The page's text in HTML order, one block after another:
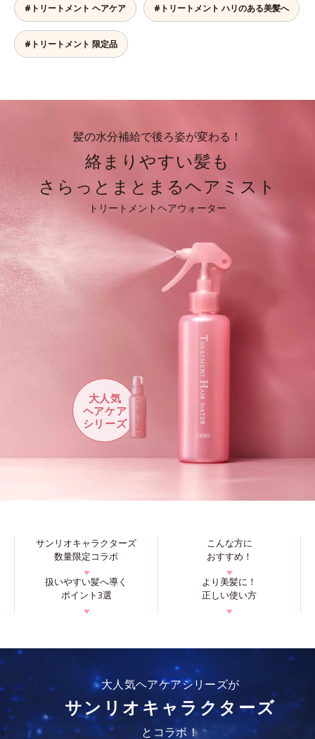
#トリートメント ヘアケア #トリートメント ハリのある美髪へ
#トリートメント 限定品
髪の水分補給で後ろ姿が変わる！
絡まりやすい髪も
さらっとまとまるヘアミスト
トリートメントヘアウォーター
大人気
ヘアケア
シリーズ
サンリオキャラクターズ
数量限定コラボ
▼
こんな方に
おすすめ！
▼
扱いやすい髪へ導く
ポイント3選
▼
より美髪に！
正しい使い方
▼
大人気ヘアケアシリーズが
サンリオキャラクターズ
とコラボ！